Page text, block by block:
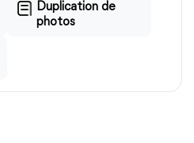
Duplication de
photos